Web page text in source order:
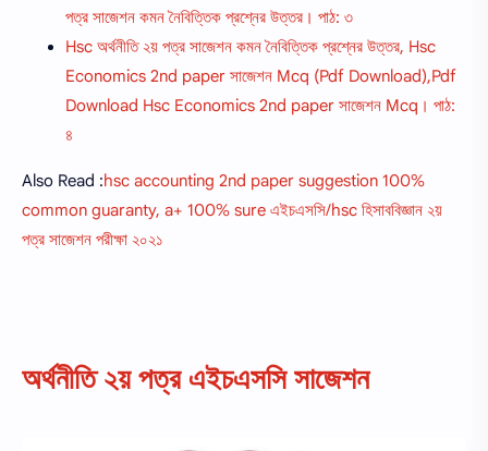
পত্র সাজেশন কমন নৈবিত্তিক প্রশ্নের উত্তর। পাঠ: ৩
Hsc অর্থনীতি ২য় পত্র সাজেশন কমন নৈবিত্তিক প্রশ্নের উত্তর, Hsc
Economics 2nd paper সাজেশন Mcq (Pdf Download),Pdf
Download Hsc Economics 2nd paper সাজেশন Mcq। পাঠ:
৪
Also Read :hsc accounting 2nd paper suggestion 100%
common guaranty, a+ 100% sure এইচএসসি/hsc হিসাববিজ্ঞান ২য়
পত্র সাজেশন পরীক্ষা ২০২১
অর্থনীতি ২য় পত্র এইচএসসি সাজেশন